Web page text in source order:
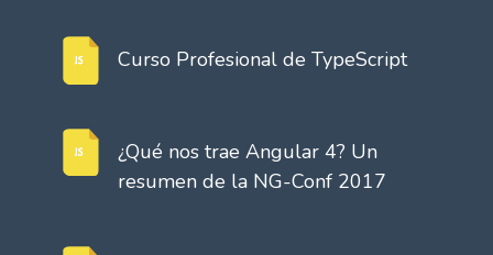
Curso Profesional de TypeScript
¿Qué nos trae Angular 4? Un
resumen de la NG-Conf 2017